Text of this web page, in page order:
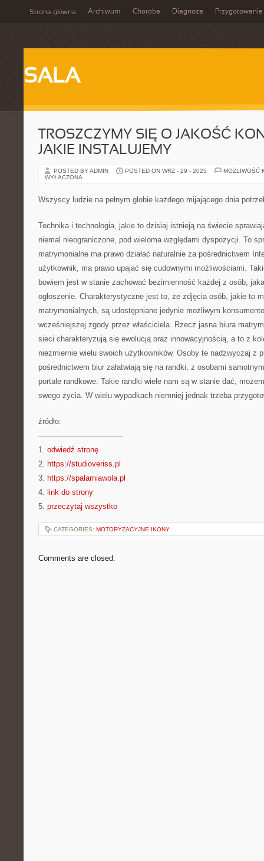
Strona główna Archiwum Choroba Diagnoza Przygotowanie
SALA
TROSZCZYMY SIĘ O JAKOŚĆ
JAKIE INSTALUJEMY
POSTED BY ADMIN POSTED ON WRZ - 29 - 2025
MOŻLIWOŚĆ
WYŁĄCZONA
Wszyscy ludzie na pełnym globie każdego mijającego dnia
Technika i technologia, jakie to dzisiaj istnieją na świecie
niemal nieograniczone, pod wieloma względami dyspozycji. To
matrymonialne ma prawo działać naturalnie za pośrednictwem
użytkownik, ma prawo upajać się cudownymi możliwościami.
bowiem jest w stanie zachować bezimienność każdej z osób,
ogłoszenie. Charakterystyczne jest to, że zdjęcia osób, jakie to
matrymonialnych, są udostępniane jedynie możliwym
wcześniejszej zgody przez właściciela. Rzecz jasna biura
sieci charakteryzują się ewolucją oraz innowacyjnością, a to z
niezmiernie wielu swoich użytkowników. Osoby te nadzwyczaj z
pośrednictwem biur załatwiają się na randki, z osobami
portale randkowe. Takie randki wiele nam są w stanie dać,
swego życia. W wielu wypadkach niemniej jednak trzeba
źródło:
———————————
1. odwiedź stronę
2. https://studioveriss.pl
3. https://spalarniawola.pl
4. link do strony
5. przeczytaj wszystko
CATEGORIES: MOTORYZACYJNE IKONY
Comments are closed.